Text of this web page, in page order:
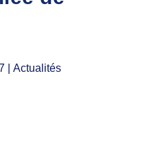
| Actualités